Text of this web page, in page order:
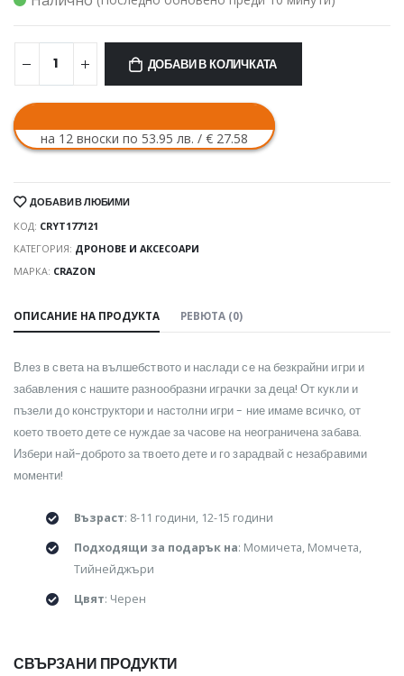
ДОБАВИ В КОЛИЧКАТА
на 12 вноски по 53.95 лв. / € 27.58
ДОБАВИ В ЛЮБИМИ
КОД: CRYT177121
КАТЕГОРИЯ: ДРОНОВЕ И АКСЕСОАРИ
МАРКА: CRAZON
ОПИСАНИЕ НА ПРОДУКТА РЕВЮТА (0)
Влез в света на вълшебството и наслади се на безкрайни игри и
забавления с нашите разнообразни играчки за деца! От кукли и
пъзели до конструктори и настолни игри - ние имаме всичко, от
което твоето дете се нуждае за часове на неограничена забава.
Избери най-доброто за твоето дете и го зарадвай с незабравими
моменти!
Възраст: 8-11 години, 12-15 години
Подходящи за подарък на: Момичета, Момчета,
Тийнейджъри
Цвят: Черен
СВЪРЗАНИ ПРОДУКТИ